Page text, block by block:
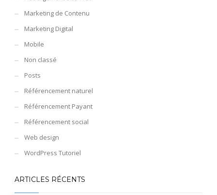
Marketing de Contenu
Marketing Digital
Mobile
Non classé
Posts
Référencement naturel
Référencement Payant
Référencement social
Web design
WordPress Tutoriel
ARTICLES RÉCENTS